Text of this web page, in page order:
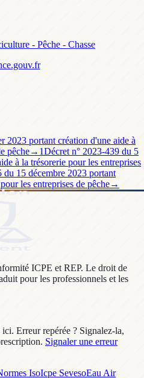
- Pêche - Chasse
2023 portant création d'une aide à
pêche→ 1Décret n° 2023-439 du 5
à la trésorerie pour les entreprises
du 15 décembre 2023 portant
les entreprises de pêche→
ICPE et REP. Le droit de
pour les professionnels et les
Erreur repérée ? Signalez-la,
Signaler une erreur
IsoIcpe SevesoEau Air